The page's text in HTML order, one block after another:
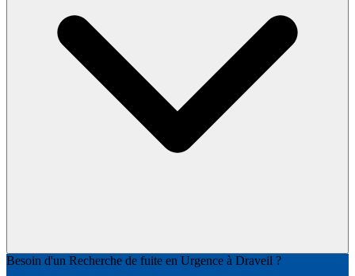
Besoin d'un Recherche de fuite en Urgence à Draveil ?